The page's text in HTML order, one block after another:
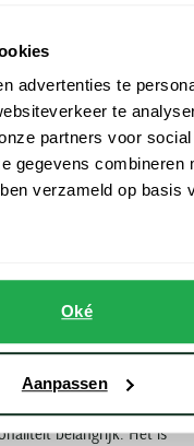
advertenties te
te
partners voor
gegevens combineren
verzameld op basis
Oké
Aanpassen
uitstraling
Duck. Zij leren het
belangrijk. Het is